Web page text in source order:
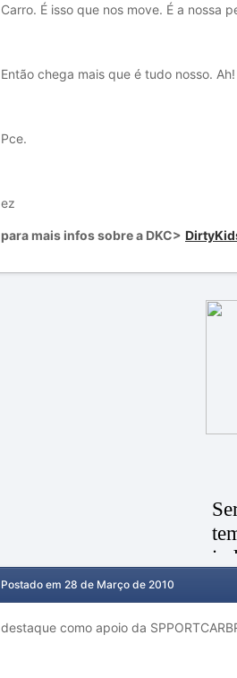
Carro. É isso que nos move. É a nossa
Então chega mais que é tudo nosso.
Pce.
ez
para mais infos sobre a DKC>
Postado em 28 de Março de 2010
destaque como apoio da